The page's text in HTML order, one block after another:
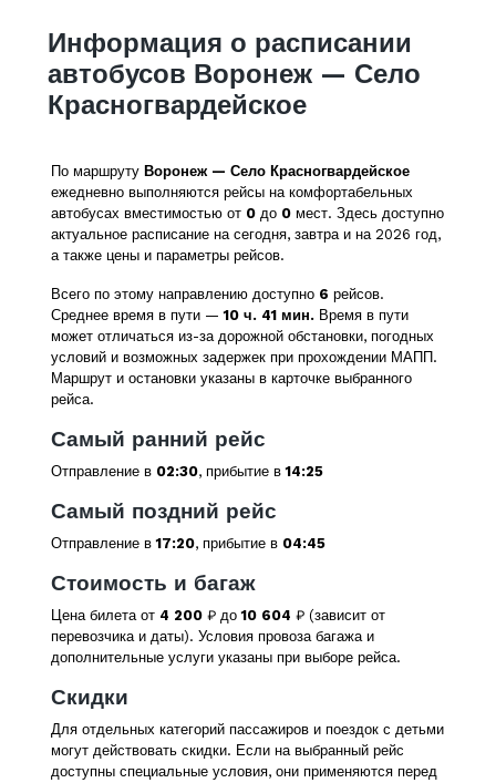
Информация о расписании
автобусов Воронеж — Село
Красногвардейское
По маршруту Воронеж — Село Красногвардейское
ежедневно выполняются рейсы на комфортабельных
автобусах вместимостью от 0 до 0 мест. Здесь доступно
актуальное расписание на сегодня, завтра и на 2026 год,
а также цены и параметры рейсов.
Всего по этому направлению доступно 6 рейсов.
Среднее время в пути —10 ч. 41 мин. Время в пути
может отличаться из-за дорожной обстановки, погодных
условий и возможных задержек при прохождении МАПП.
Маршрут и остановки указаны в карточке выбранного
рейса.
Самый ранний рейс
Отправление в 02:30, прибытие в14:25
Самый поздний рейс
Отправление в17:20, прибытие в 04:45
Стоимость и багаж
Цена билета от 4 200 ₽ до10 604 ₽ (зависит от
перевозчика и даты). Условия провоза багажа и
дополнительные услуги указаны при выборе рейса.
Скидки
Для отдельных категорий пассажиров и поездок с детьми
могут действовать скидки. Если на выбранный рейс
доступны специальные условия, они применяются перед